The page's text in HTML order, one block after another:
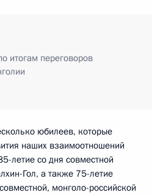
итогам переговоров
юбилеев, которые
наших взаимоотношений
летие со дня совместной
Гол, а также 75-летие
монголо-российской